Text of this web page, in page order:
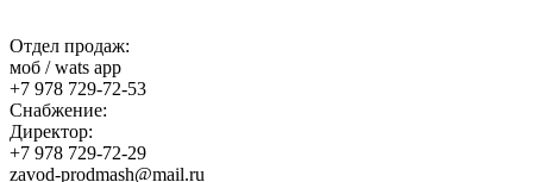
Отдел продаж:
моб / wats app
+7 978 729-72-53
Снабжение:
Директор:
+7 978 729-72-29
zavod-prodmash@mail.ru